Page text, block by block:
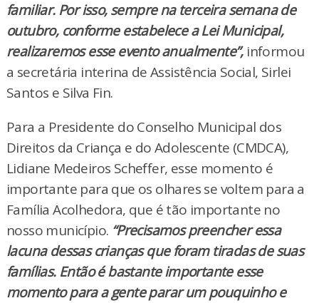
familiar. Por isso, sempre na terceira semana de
outubro, conforme estabelece a Lei Municipal,
realizaremos esse evento anualmente”,informou
a secretária interina de Assistência Social, Sirlei
Santos e Silva Fin.
Para a Presidente do Conselho Municipal dos
Direitos da Criança e do Adolescente (CMDCA),
Lidiane Medeiros Scheffer, esse momento é
importante para que os olhares se voltem para a
Família Acolhedora, que é tão importante no
nosso município. “Precisamos preencher essa
lacuna dessas crianças que foram tiradas de suas
famílias. Então é bastante importante esse
momento para a gente parar um pouquinho e